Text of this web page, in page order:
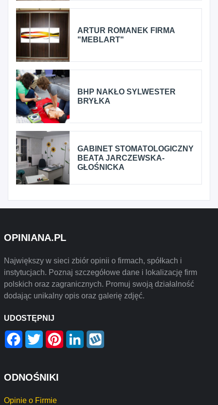
ARTUR ROMANEK FIRMA
"MEBLART"
BHP NAKŁO SYLWESTER
BRYŁKA
GABINET STOMATOLOGICZNY
BEATA JARCZEWSKA-
GŁOŚNICKA
OPINIANA.PL
Największy w sieci zbiór opinii o firmach, spółkach i
instytucjach. Poznaj szczegółowe dane i lokalizację firm
polskich oraz zagranicznych. Promuj swoją działalność
dodając unikalny opis oraz galerię zdjęć.
UDOSTĘPNIJ
Facebook
Twitter PinterestLinkedIn
ODNOŚNIKI
Opinie o Firmie